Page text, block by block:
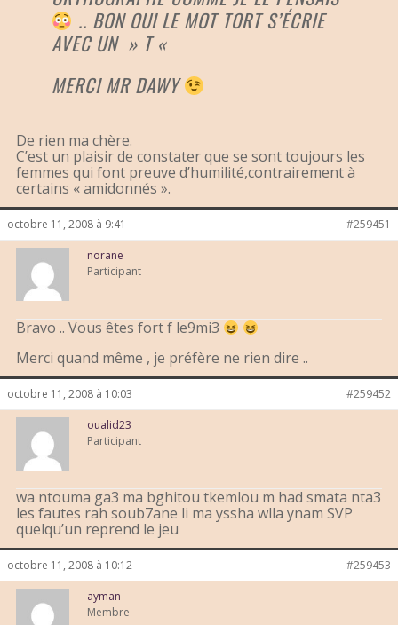
.. BON OUI LE MOT TORT S’ÉCRIE
AVEC UN » T «
MERCI MR DAWY
De rien ma chère.
C’est un plaisir de constater que se sont toujours les
femmes qui font preuve d’humilité,contrairement à
certains « amidonnés ».
octobre 11, 2008 à 9:41 #259451
norane
Participant
Bravo .. Vous êtes fort f le9mi3
Merci quand même , je préfère ne rien dire ..
octobre 11, 2008 à 10:03 #259452
oualid23
Participant
wa ntouma ga3 ma bghitou tkemlou m had smata nta3
les fautes rah soub7ane li ma yssha wlla ynam SVP
quelqu’un reprend le jeu
octobre 11, 2008 à 10:12 #259453
ayman
Membre